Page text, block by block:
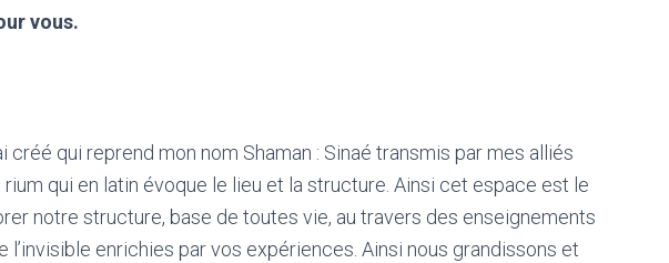
vous.
créé qui reprend mon nom Shaman : Sinaé transmis par mes alliés
qui en latin évoque le lieu et la structure. Ainsi cet espace est le
notre structure, base de toutes vie, au travers des enseignements
l’invisible enrichies par vos expériences. Ainsi nous grandissons et